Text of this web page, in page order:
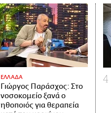
ΕΛΛΑΔΑ
Γιώργος Παράσχος: Στο
νοσοκομείο ξανά ο
ηθοποιός για θεραπεία